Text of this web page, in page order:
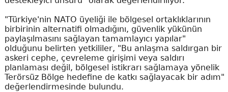
"Türkiye'nin NATO üyeliği ile bölgesel ortaklıklarının
birbirinin alternatifi olmadığını, güvenlik yükünün
paylaşılmasını sağlayan tamamlayıcı yapılar"
olduğunu belirten yetkililer, "Bu anlaşma saldırgan bir
askeri cephe, çevreleme girişimi veya saldırı
planlaması değil, bölgesel istikrarı sağlamaya yönelik
Terörsüz Bölge hedefine de katkı sağlayacak bir adım"
değerlendirmesinde bulundu.